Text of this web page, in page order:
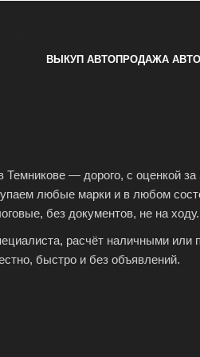
ВЫКУП АВТОПРОДАЖА
— дорого, с оценкой за
любые марки и в любом
без документов, не на ходу.
расчёт наличными или
быстро и без объявлений.